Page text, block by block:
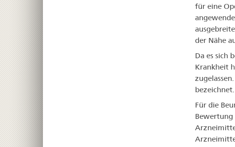
für eine
der Nähe
Da es sich
Krankheit
bezeichnet.
Für die
Bewertung